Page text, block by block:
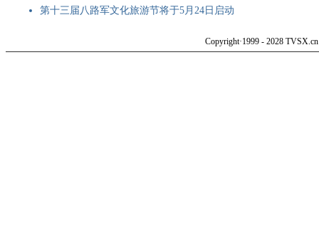
第十三届八路军文化旅游节将于5月24日启动
Copyright·1999 - 2028